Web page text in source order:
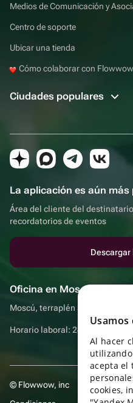
Medios de Comunicación y
Centro de soporte
Ubicar una tienda
Cómo colaborar con Flowwow
Ciudades populares
La aplicación es aún más
Área del cliente del
recordatorios de eventos
Oficina en Moscú
Moscú, terraplén
Horario laboral: 24 horas
© Flowwow, inc
Usamos
Al hacer
acepta el
cookies,